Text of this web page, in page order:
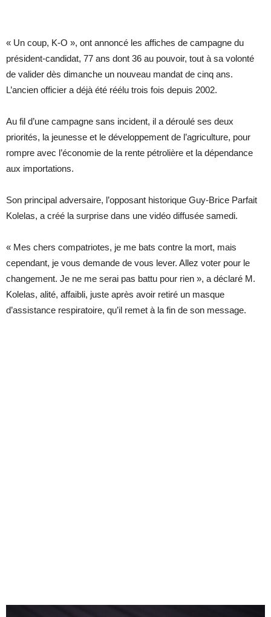
« Un coup, K-O », ont annoncé les affiches de campagne du
président-candidat, 77 ans dont 36 au pouvoir, tout à sa volonté
de valider dès dimanche un nouveau mandat de cinq ans.
L’ancien officier a déjà été réélu trois fois depuis 2002.
Au fil d’une campagne sans incident, il a déroulé ses deux
priorités, la jeunesse et le développement de l’agriculture, pour
rompre avec l’économie de la rente pétrolière et la dépendance
aux importations.
Son principal adversaire, l’opposant historique Guy-Brice Parfait
Kolelas, a créé la surprise dans une vidéo diffusée samedi.
« Mes chers compatriotes, je me bats contre la mort, mais
cependant, je vous demande de vous lever. Allez voter pour le
changement. Je ne me serai pas battu pour rien », a déclaré M.
Kolelas, alité, affaibli, juste après avoir retiré un masque
d’assistance respiratoire, qu’il remet à la fin de son message.